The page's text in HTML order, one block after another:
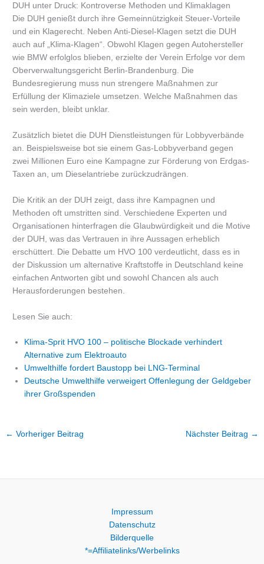
DUH unter Druck: Kontroverse Methoden und Klimaklagen
Die DUH genießt durch ihre Gemeinnützigkeit Steuer-Vorteile
und ein Klagerecht. Neben Anti-Diesel-Klagen setzt die DUH
auch auf „Klima-Klagen“. Obwohl Klagen gegen Autohersteller
wie BMW erfolglos blieben, erzielte der Verein Erfolge vor dem
Oberverwaltungsgericht Berlin-Brandenburg. Die
Bundesregierung muss nun strengere Maßnahmen zur
Erfüllung der Klimaziele umsetzen. Welche Maßnahmen das
sein werden, bleibt unklar.
Zusätzlich bietet die DUH Dienstleistungen für Lobbyverbände
an. Beispielsweise bot sie einem Gas-Lobbyverband gegen
zwei Millionen Euro eine Kampagne zur Förderung von Erdgas-
Taxen an, um Dieselantriebe zurückzudrängen.
Die Kritik an der DUH zeigt, dass ihre Kampagnen und
Methoden oft umstritten sind. Verschiedene Experten und
Organisationen hinterfragen die Glaubwürdigkeit und die Motive
der DUH, was das Vertrauen in ihre Aussagen erheblich
erschüttert. Die Debatte um HVO 100 verdeutlicht, dass es in
der Diskussion um alternative Kraftstoffe in Deutschland keine
einfachen Antworten gibt und sowohl Chancen als auch
Herausforderungen bestehen.
Lesen Sie auch:
Klima-Sprit HVO 100 – politische Blockade verhindert
Alternative zum Elektroauto
Umwelthilfe fordert Baustopp bei LNG-Terminal
Deutsche Umwelthilfe verweigert Offenlegung der Geldgeber
ihrer Großspenden
← Vorheriger Beitrag Nächster Beitrag →
Impressum
Datenschutz
Bilderquelle
*=Affiliatelinks/Werbelinks